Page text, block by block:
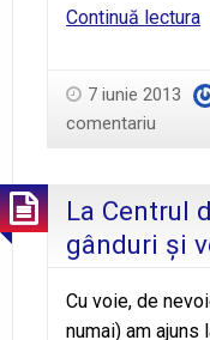
Continuă lectura
7 iunie 2013
comentariu
La Centrul
gânduri şi
Cu voie, de
numai) am ajuns